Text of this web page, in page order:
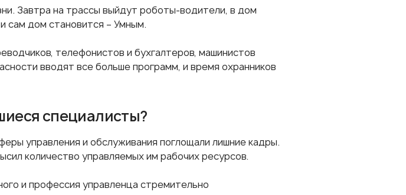
Завтра на трассы выйдут роботы-водители, в дом
сам дом становится – Умным.
телефонистов и бухгалтеров, машинистов
вводят все больше программ, и время охранников
специалисты?
управления и обслуживания поглощали лишние кадры.
количество управляемых им рабочих ресурсов.
и профессия управленца стремительно